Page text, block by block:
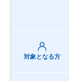
対象となる方